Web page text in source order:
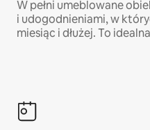
W pełni umeblowane
i udogodnieniami, w
miesiąc i dłużej. To